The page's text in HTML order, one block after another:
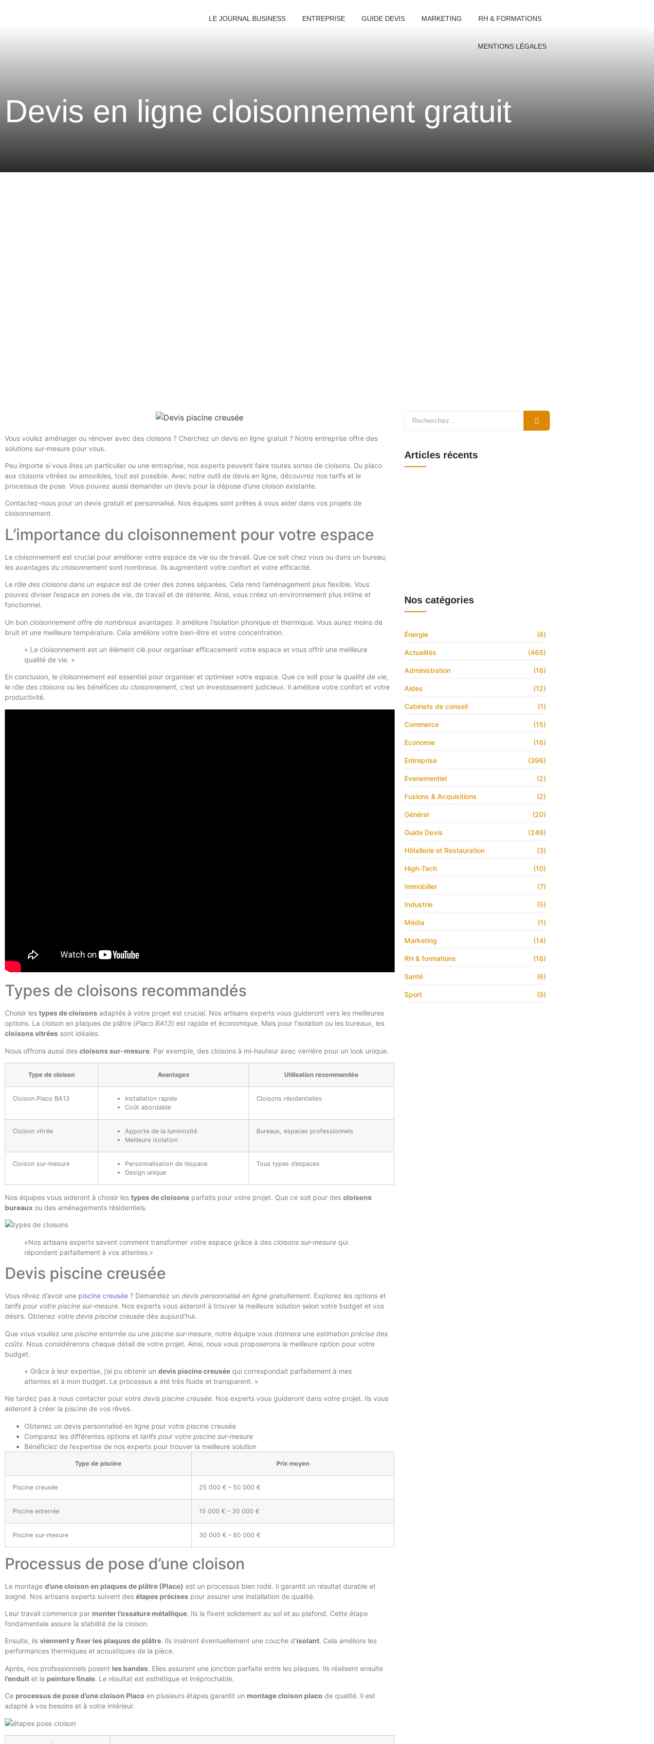
LE JOURNAL BUSINESS ENTREPRISE GUIDE DEVIS MARKETING RH & FORMATIONS
MENTIONS LÉGALES
Devis en ligne cloisonnement gratuit
Vous voulez aménager ou rénover avec des cloisons ? Cherchez un devis en ligne gratuit ? Notre entreprise offre des
solutions sur-mesure pour vous.
Peu importe si vous êtes un particulier ou une entreprise, nos experts peuvent faire toutes sortes de cloisons. Du placo
aux cloisons vitrées ou amovibles, tout est possible. Avec notre outil de devis en ligne, découvrez nos tarifs et le
processus de pose. Vous pouvez aussi demander un devis pour la dépose d’une cloison existante.
Contactez-nous pour un devis gratuit et personnalisé. Nos équipes sont prêtes à vous aider dans vos projets de
cloisonnement.
L’importance du cloisonnement pour votre espace
Le cloisonnement est crucial pour améliorer votre espace de vie ou de travail. Que ce soit chez vous ou dans un bureau,
les avantages du cloisonnement sont nombreux. Ils augmentent votre confort et votre efficacité.
Le rôle des cloisons dans un espace est de créer des zones séparées. Cela rend l’aménagement plus flexible. Vous
pouvez diviser l’espace en zones de vie, de travail et de détente. Ainsi, vous créez un environnement plus intime et
fonctionnel.
Un bon cloisonnement offre de nombreux avantages. Il améliore l’isolation phonique et thermique. Vous aurez moins de
bruit et une meilleure température. Cela améliore votre bien-être et votre concentration.
« Le cloisonnement est un élément clé pour organiser efficacement votre espace et vous offrir une meilleure
qualité de vie. »
En conclusion, le cloisonnement est essentiel pour organiser et optimiser votre espace. Que ce soit pour la qualité de vie,
le rôle des cloisons ou les bénéfices du cloisonnement, c’est un investissement judicieux. Il améliore votre confort et votre
productivité.
Types de cloisons recommandés
Choisir les types de cloisons adaptés à votre projet est crucial. Nos artisans experts vous guideront vers les meilleures
options. La cloison en plaques de plâtre (Placo BA13) est rapide et économique. Mais pour l’isolation ou les bureaux, les
cloisons vitrées sont idéales.
Nous offrons aussi des cloisons sur-mesure. Par exemple, des cloisons à mi-hauteur avec verrière pour un look unique.
Type de cloison Avantages Utilisation recommandée
Cloison Placo BA13
Installation rapide
Coût abordable
Cloisons résidentielles
Cloison vitrée
Apporte de la luminosité
Meilleure isolation
Bureaux, espaces professionnels
Cloison sur-mesure
Personnalisation de l’espace
Design unique
Tous types d’espaces
Nos équipes vous aideront à choisir les types de cloisons parfaits pour votre projet. Que ce soit pour des cloisons
bureaux ou des aménagements résidentiels.
«Nos artisans experts savent comment transformer votre espace grâce à des cloisons sur-mesure qui
répondent parfaitement à vos attentes.»
Devis piscine creusée
Vous rêvez d’avoir une piscine creusée ? Demandez un devis personnalisé en ligne gratuitement. Explorez les options et
tarifs pour votre piscine sur-mesure. Nos experts vous aideront à trouver la meilleure solution selon votre budget et vos
désirs. Obtenez votre devis piscine creusée dès aujourd’hui.
Que vous vouliez une piscine enterrée ou une piscine sur-mesure, notre équipe vous donnera une estimation précise des
coûts. Nous considérerons chaque détail de votre projet. Ainsi, nous vous proposerons la meilleure option pour votre
budget.
« Grâce à leur expertise, j’ai pu obtenir un devis piscine creusée qui correspondait parfaitement à mes
attentes et à mon budget. Le processus a été très fluide et transparent. »
Ne tardez pas à nous contacter pour votre devis piscine creusée. Nos experts vous guideront dans votre projet. Ils vous
aideront à créer la piscine de vos rêves.
Obtenez un devis personnalisé en ligne pour votre piscine creusée
Comparez les différentes options et tarifs pour votre piscine sur-mesure
Bénéficiez de l’expertise de nos experts pour trouver la meilleure solution
Type de piscine Prix moyen
Piscine creusée 25 000 € – 50 000 €
Piscine enterrée 15 000 € – 30 000 €
Piscine sur-mesure 30 000 € – 80 000 €
Processus de pose d’une cloison
Le montage d’une cloison en plaques de plâtre (Placo) est un processus bien rodé. Il garantit un résultat durable et
soigné. Nos artisans experts suivent des étapes précises pour assurer une installation de qualité.
Leur travail commence par monter l’ossature métallique. Ils la fixent solidement au sol et au plafond. Cette étape
fondamentale assure la stabilité de la cloison.
Ensuite, ils viennent y fixer les plaques de plâtre. Ils insèrent éventuellement une couche d’isolant. Cela améliore les
performances thermiques et acoustiques de la pièce.
Après, nos professionnels posent les bandes. Elles assurent une jonction parfaite entre les plaques. Ils réalisent ensuite
l’enduit et la peinture finale. Le résultat est esthétique et irréprochable.
Ce processus de pose d’une cloison Placo en plusieurs étapes garantit un montage cloison placo de qualité. Il est
adapté à vos besoins et à votre intérieur.
Articles récents
Nos catégories
Énergie (6)
Actualités (465)
Administration (16)
Aides (12)
Cabinets de conseil (1)
Commerce (15)
Economie (16)
Entreprise (396)
Evenementiel (2)
Fusions & Acquisitions (2)
Général (20)
Guide Devis (249)
Hôtellerie et Restauration (3)
High-Tech (10)
Immobilier (7)
Industrie (5)
Média (1)
Marketing (14)
RH & formations (16)
Santé (6)
Sport (9)